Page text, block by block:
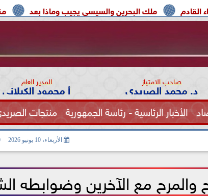
منتحلة صفة البحرين والسيسي يجيب وماذا بعد
صاحب الامتياز
د. محمد الصريدي المدير العام
أ محمود الكيلاني
الأخبار الرئاسية - رئاسة الجمهورية منتجات
الصحة الأربعاء، 10 يونيو 2026
والمرح مع الآخرين وضوابطه